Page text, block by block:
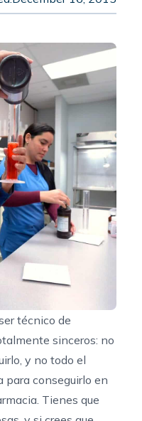
técnico de
sinceros: no
y no todo el
para conseguirlo en
Tienes que